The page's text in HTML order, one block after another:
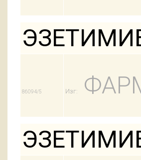
86094/5 Изг: